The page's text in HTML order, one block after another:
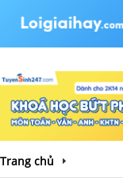
Trang chủ